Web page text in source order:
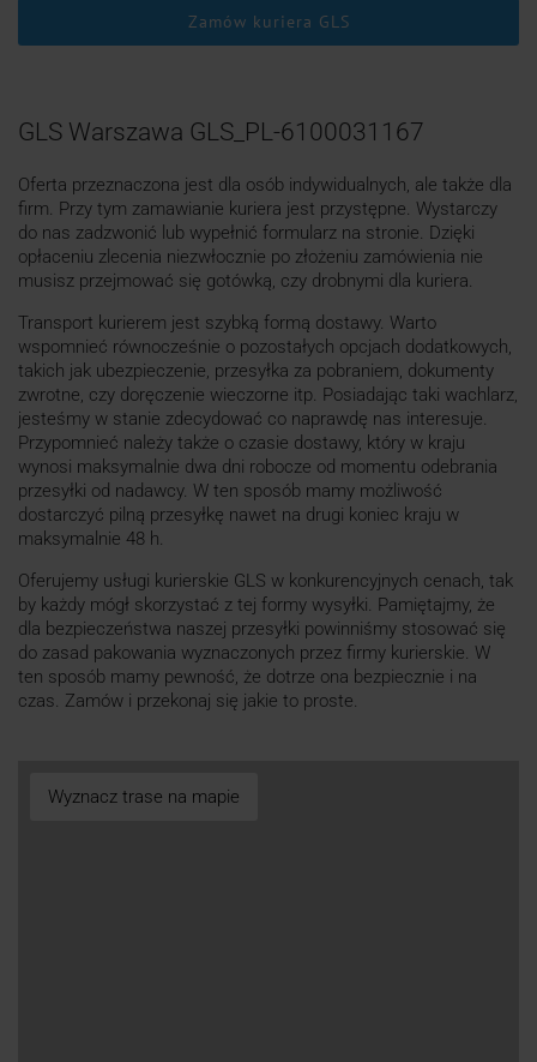
Zamów kuriera GLS
GLS Warszawa GLS_PL-6100031167
Oferta przeznaczona jest dla osób indywidualnych, ale także dla
firm. Przy tym zamawianie kuriera jest przystępne. Wystarczy
do nas zadzwonić lub wypełnić formularz na stronie. Dzięki
opłaceniu zlecenia niezwłocznie po złożeniu zamówienia nie
musisz przejmować się gotówką, czy drobnymi dla kuriera.
Transport kurierem jest szybką formą dostawy. Warto
wspomnieć równocześnie o pozostałych opcjach dodatkowych,
takich jak ubezpieczenie, przesyłka za pobraniem, dokumenty
zwrotne, czy doręczenie wieczorne itp. Posiadając taki wachlarz,
jesteśmy w stanie zdecydować co naprawdę nas interesuje.
Przypomnieć należy także o czasie dostawy, który w kraju
wynosi maksymalnie dwa dni robocze od momentu odebrania
przesyłki od nadawcy. W ten sposób mamy możliwość
dostarczyć pilną przesyłkę nawet na drugi koniec kraju w
maksymalnie 48 h.
Oferujemy usługi kurierskie GLS w konkurencyjnych cenach, tak
by każdy mógł skorzystać z tej formy wysyłki. Pamiętajmy, że
dla bezpieczeństwa naszej przesyłki powinniśmy stosować się
do zasad pakowania wyznaczonych przez firmy kurierskie. W
ten sposób mamy pewność, że dotrze ona bezpiecznie i na
czas. Zamów i przekonaj się jakie to proste.
Wyznacz trase na mapie